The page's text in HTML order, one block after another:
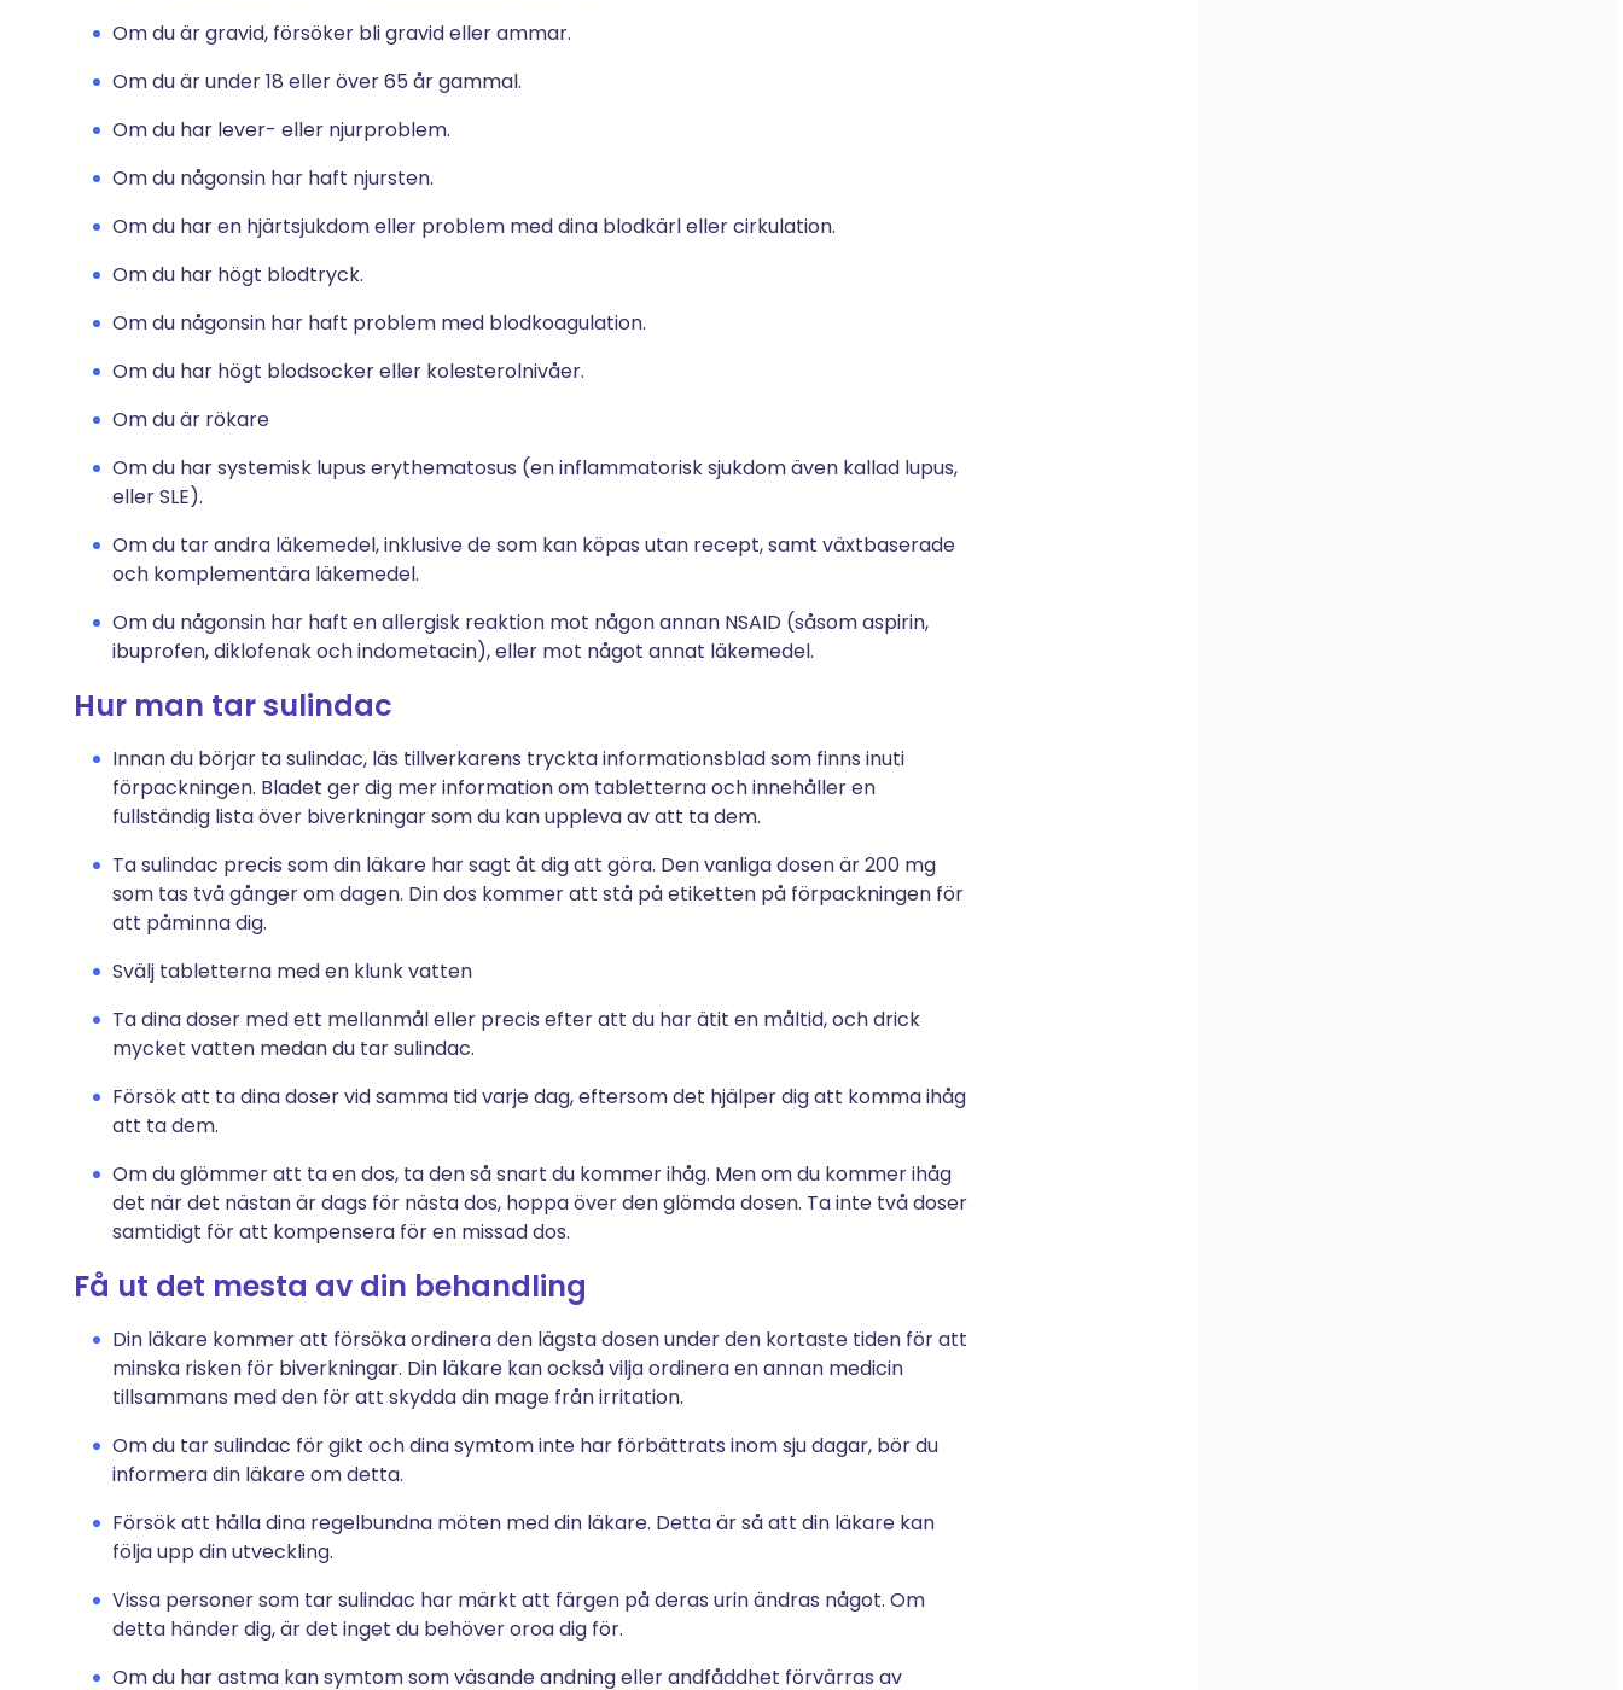
Om du är gravid, försöker bli gravid eller ammar.
Om du är under 18 eller över 65 år gammal.
Om du har lever- eller njurproblem.
Om du någonsin har haft njursten.
Om du har en hjärtsjukdom eller problem med dina blodkärl eller cirkulation.
Om du har högt blodtryck.
Om du någonsin har haft problem med blodkoagulation.
Om du har högt blodsocker eller kolesterolnivåer.
Om du är rökare
Om du har systemisk lupus erythematosus (en inflammatorisk sjukdom även kallad lupus,
eller SLE).
Om du tar andra läkemedel, inklusive de som kan köpas utan recept, samt växtbaserade
och komplementära läkemedel.
Om du någonsin har haft en allergisk reaktion mot någon annan NSAID (såsom aspirin,
ibuprofen, diklofenak och indometacin), eller mot något annat läkemedel.
Hur man tar sulindac
Innan du börjar ta sulindac, läs tillverkarens tryckta informationsblad som finns inuti
förpackningen. Bladet ger dig mer information om tabletterna och innehåller en
fullständig lista över biverkningar som du kan uppleva av att ta dem.
Ta sulindac precis som din läkare har sagt åt dig att göra. Den vanliga dosen är 200 mg
som tas två gånger om dagen. Din dos kommer att stå på etiketten på förpackningen för
att påminna dig.
Svälj tabletterna med en klunk vatten
Ta dina doser med ett mellanmål eller precis efter att du har ätit en måltid, och drick
mycket vatten medan du tar sulindac.
Försök att ta dina doser vid samma tid varje dag, eftersom det hjälper dig att komma ihåg
att ta dem.
Om du glömmer att ta en dos, ta den så snart du kommer ihåg. Men om du kommer ihåg
det när det nästan är dags för nästa dos, hoppa över den glömda dosen. Ta inte två doser
samtidigt för att kompensera för en missad dos.
Få ut det mesta av din behandling
Din läkare kommer att försöka ordinera den lägsta dosen under den kortaste tiden för att
minska risken för biverkningar. Din läkare kan också vilja ordinera en annan medicin
tillsammans med den för att skydda din mage från irritation.
Om du tar sulindac för gikt och dina symtom inte har förbättrats inom sju dagar, bör du
informera din läkare om detta.
Försök att hålla dina regelbundna möten med din läkare. Detta är så att din läkare kan
följa upp din utveckling.
Vissa personer som tar sulindac har märkt att färgen på deras urin ändras något. Om
detta händer dig, är det inget du behöver oroa dig för.
Om du har astma kan symtom som väsande andning eller andfåddhet förvärras av